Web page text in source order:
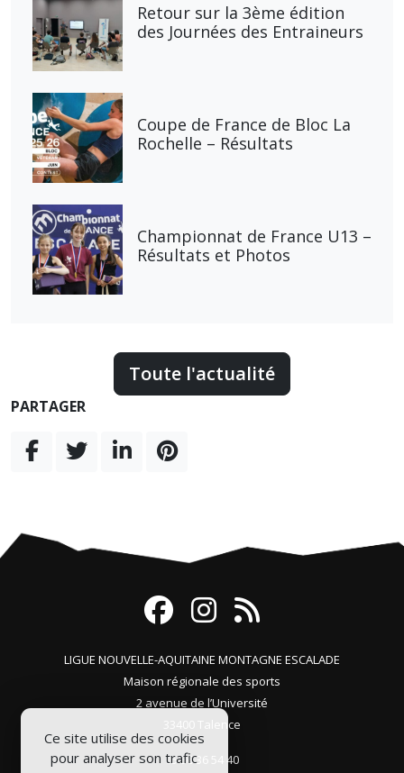
Retour sur la 3ème édition
des Journées des Entraineurs
Coupe de France de Bloc La
Rochelle – Résultats
Championnat de France U13 –
Résultats et Photos
Toute l'actualité
PARTAGER
LIGUE NOUVELLE-AQUITAINE MONTAGNE ESCALADE
Maison régionale des sports
2 avenue de l’Université
33400 Talence
05 56 36 54 40
Ce site utilise des cookies
pour analyser son trafic